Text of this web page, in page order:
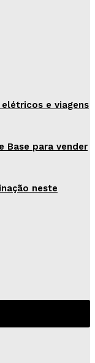
e viagens
Base para vender
neste